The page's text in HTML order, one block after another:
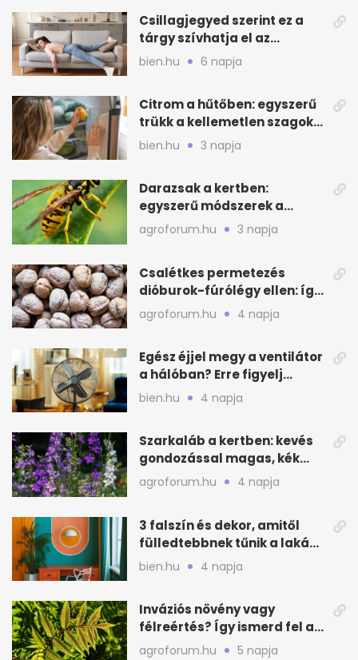
Csillagjegyed szerint ez a
tárgy szívhatja el az
otthonod energiáját
bien.hu 6 napja
Citrom a hűtőben: egyszerű
trükk a kellemetlen szagok
ellen
bien.hu 3 napja
Darazsak a kertben:
egyszerű módszerek a
távoltartásukra nyáron
agroforum.hu 3 napja
Csalétkes permetezés
dióburok-fúrólégy ellen: így
csináld a kertben
agroforum.hu 4 napja
Egész éjjel megy a ventilátor
a hálóban? Erre figyelj
alvásnál nyáron
bien.hu 4 napja
Szarkaláb a kertben: kevés
gondozással magas, kék
virágfalat ad
agroforum.hu 4 napja
3 falszín és dekor, amitől
fülledtebbnek tűnik a lakás
nyáron
bien.hu 4 napja
Inváziós növény vagy
félreértés? Így ismerd fel a
valódi kockázatot
agroforum.hu 5 napja